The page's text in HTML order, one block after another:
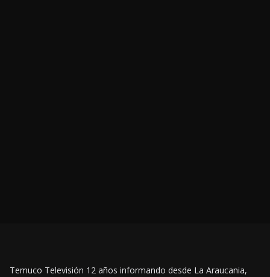
Temuco Televisión 12 años informando desde La Araucania,